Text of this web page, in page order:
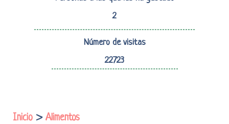
2
Número de visitas
22723
Inicio > Alimentos